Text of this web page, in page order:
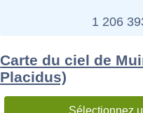
1 206
Carte du ciel de
Placidus)
Sélectionnez